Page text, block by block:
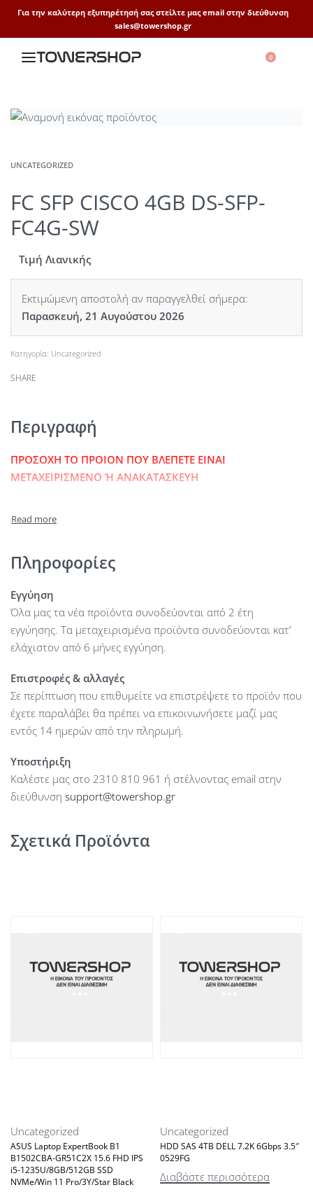
Για την καλύτερη εξυπηρέτησή σας στείλτε μας email στην διεύθυνση
sales@towershop.gr
0
UNCATEGORIZED
FC SFP CISCO 4GB DS-SFP-
FC4G-SW
Τιμή Λιανικής
Εκτιμώμενη αποστολή αν παραγγελθεί σήμερα:
Παρασκευή, 21 Αυγούστου 2026
Κατηγορία: Uncategorized
SHARE
Περιγραφή
ΠΡΟΣΟΧΗ ΤΟ ΠΡΟΙΟΝ ΠΟΥ ΒΛΕΠΕΤΕ ΕΙΝΑΙ
ΜΕΤΑΧΕΙΡΙΣΜΕΝΟ Ή ΑΝΑΚΑΤΑΣΚΕΥΗ
Πληροφορίες
Εγγύηση
Όλα μας τα νέα προϊόντα συνοδεύονται από 2 έτη
εγγύησης. Τα μεταχειρισμένα προϊόντα συνοδεύονται κατ’
ελάχιστον από 6 μήνες εγγύηση.
Επιστροφές & αλλαγές
Σε περίπτωση που επιθυμείτε να επιστρέψετε το προϊόν που
έχετε παραλάβει θα πρέπει να επικοινωνήσετε μαζί μας
εντός 14 ημερών από την πληρωμή.
Υποστήριξη
Καλέστε μας στο 2310 810 961 ή στέλνοντας email στην
διεύθυνση support@towershop.gr
Σχετικά Προϊόντα
Uncategorized
ASUS Laptop ExpertBook B1
B1502CBA-GR51C2X 15.6 FHD IPS
i5-1235U/8GB/512GB SSD
NVMe/Win 11 Pro/3Y/Star Black
Uncategorized
HDD SAS 4TB DELL 7.2K 6Gbps 3.5″
0529FG
Διαβάστε περισσότερα